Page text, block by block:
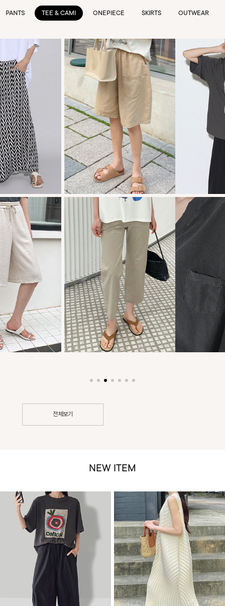
TEE & CAMI ONEPIECE SKIRTS OUTWEAR KNIT &
NEW ITEM